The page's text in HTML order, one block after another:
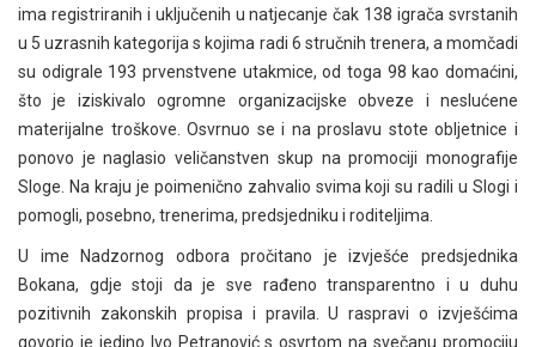
ima registriranih i uključenih u natjecanje čak 138 igrača svrstanih
u 5 uzrasnih kategorija s kojima radi 6 stručnih trenera, a momčadi
su odigrale 193 prvenstvene utakmice, od toga 98 kao domaćini,
što je iziskivalo ogromne organizacijske obveze i neslućene
materijalne troškove. Osvrnuo se i na proslavu stote obljetnice i
ponovo je naglasio veličanstven skup na promociji monografije
Sloge. Na kraju je poimenično zahvalio svima koji su radili u Slogi i
pomogli, posebno, trenerima, predsjedniku i roditeljima.
U ime Nadzornog odbora pročitano je izvješće predsjednika
Bokana, gdje stoji da je sve rađeno transparentno i u duhu
pozitivnih zakonskih propisa i pravila. U raspravi o izvješćima
govorio je jedino Ivo Petranović s osvrtom na svečanu promociju